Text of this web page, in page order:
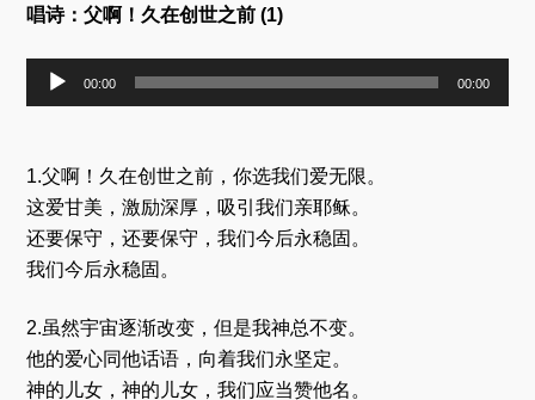
唱诗：父啊！久在创世之前 (1)
器
00:00 00:00
1.父啊！久在创世之前，你选我们爱无限。
这爱甘美，激励深厚，吸引我们亲耶稣。
还要保守，还要保守，我们今后永稳固。
我们今后永稳固。
2.虽然宇宙逐渐改变，但是我神总不变。
他的爱心同他话语，向着我们永坚定。
神的儿女，神的儿女，我们应当赞他名。